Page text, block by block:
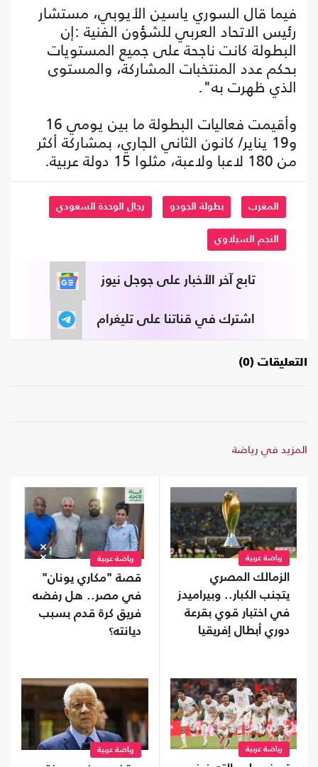
فيما قال السوري ياسين الأيوبي، مستشار
رئيس الاتحاد العربي للشؤون الفنية :إن
البطولة كانت ناجحة على جميع المستويات
بحكم عدد المنتخبات المشاركة، والمستوى
الذي ظهرت به".
وأقيمت فعاليات البطولة ما بين يومي 16
و19 يناير/ كانون الثاني الجاري، بمشاركة أكثر
من 180 لاعبا ولاعبة، مثلوا 15 دولة عربية.
المغرب بطولة الجودو رجال الوحدة السعودي
النجم السيلاوي
تابع آخر الأخبار على جوجل نيوز
اشترك في قناتنا على تليغرام
التعليقات (0)
المزيد في رياضة
رياضة عربية
الزمالك المصري
يتجنب الكبار.. وبيراميدز
في اختبار قوي بقرعة
دوري أبطال إفريقيا
رياضة عربية
قصة "مكاري يونان"
في مصر.. هل رفضه
فريق كرة قدم بسبب
ديانته؟
رياضة عربية رياضة عربية